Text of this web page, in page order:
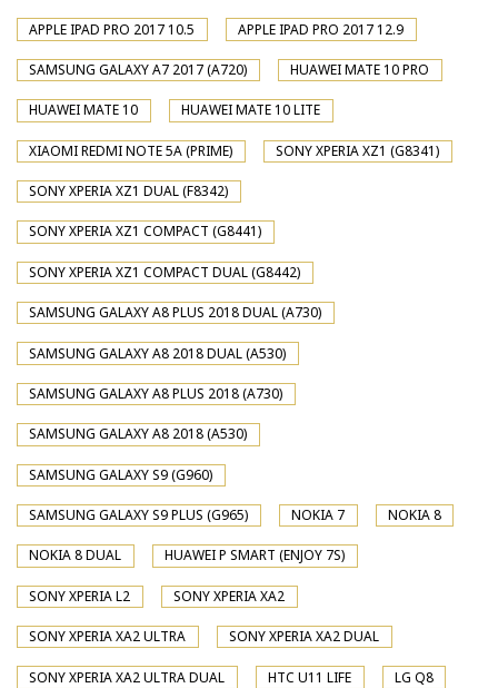
APPLE IPAD PRO 2017 10.5 APPLE IPAD PRO 2017 12.9
SAMSUNG GALAXY A7 2017 (A720) HUAWEI MATE 10 PRO
HUAWEI MATE 10 HUAWEI MATE 10 LITE
XIAOMI REDMI NOTE 5A (PRIME) SONY XPERIA XZ1 (G8341)
SONY XPERIA XZ1 DUAL (F8342)
SONY XPERIA XZ1 COMPACT (G8441)
SONY XPERIA XZ1 COMPACT DUAL (G8442)
SAMSUNG GALAXY A8 PLUS 2018 DUAL (A730)
SAMSUNG GALAXY A8 2018 DUAL (A530)
SAMSUNG GALAXY A8 PLUS 2018 (A730)
SAMSUNG GALAXY A8 2018 (A530)
SAMSUNG GALAXY S9 (G960)
SAMSUNG GALAXY S9 PLUS (G965) NOKIA 7 NOKIA 8
NOKIA 8 DUAL HUAWEI P SMART (ENJOY 7S)
SONY XPERIA L2 SONY XPERIA XA2
SONY XPERIA XA2 ULTRA SONY XPERIA XA2 DUAL
SONY XPERIA XA2 ULTRA DUAL HTC U11 LIFE LG Q8